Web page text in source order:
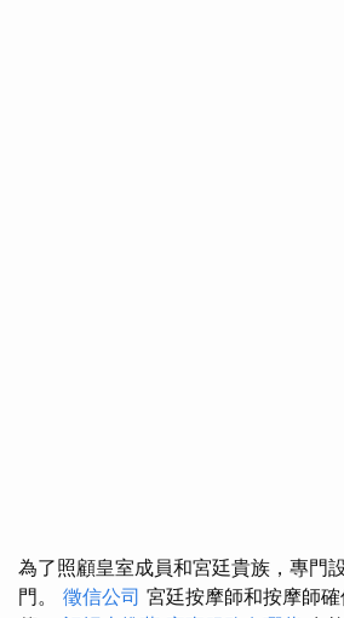
為了照顧皇室成員和宮廷貴族，專門
門。 徵信公司 宮廷按摩師和按摩師